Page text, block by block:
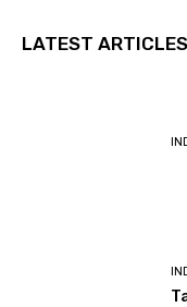
LATEST ARTICLES